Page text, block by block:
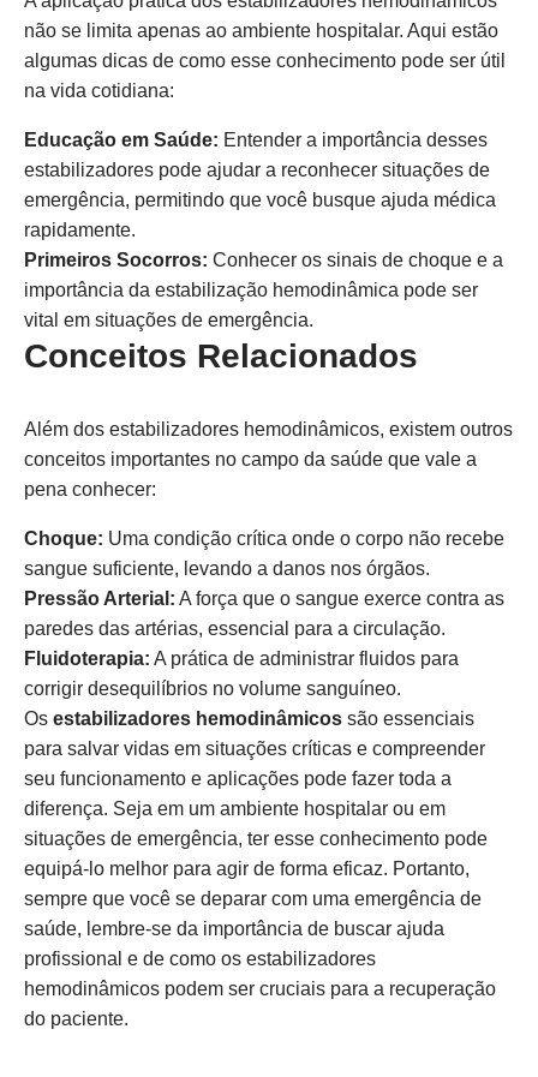
não se limita apenas ao ambiente hospitalar. Aqui estão
algumas dicas de como esse conhecimento pode ser útil
na vida cotidiana:
Educação em Saúde: Entender a importância desses
estabilizadores pode ajudar a reconhecer situações de
emergência, permitindo que você busque ajuda médica
rapidamente.
Primeiros Socorros: Conhecer os sinais de choque e a
importância da estabilização hemodinâmica pode ser
vital em situações de emergência.
Conceitos Relacionados
Além dos estabilizadores hemodinâmicos, existem outros
conceitos importantes no campo da saúde que vale a
pena conhecer:
Choque: Uma condição crítica onde o corpo não recebe
sangue suficiente, levando a danos nos órgãos.
Pressão Arterial: A força que o sangue exerce contra as
paredes das artérias, essencial para a circulação.
Fluidoterapia: A prática de administrar fluidos para
corrigir desequilíbrios no volume sanguíneo.
Os estabilizadores hemodinâmicos são essenciais
para salvar vidas em situações críticas e compreender
seu funcionamento e aplicações pode fazer toda a
diferença. Seja em um ambiente hospitalar ou em
situações de emergência, ter esse conhecimento pode
equipá-lo melhor para agir de forma eficaz. Portanto,
sempre que você se deparar com uma emergência de
saúde, lembre-se da importância de buscar ajuda
profissional e de como os estabilizadores
hemodinâmicos podem ser cruciais para a recuperação
do paciente.